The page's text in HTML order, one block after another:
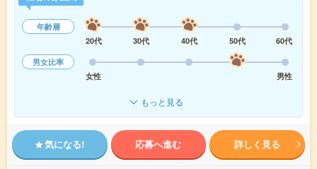
年齢層
20代
30代 40代 50代
60代
男女比率
女性
男性
もっと見る
気になる! 応募へ進む 詳しく見る